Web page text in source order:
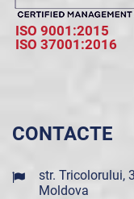
ISO 9001:2015
ISO 37001:2016
CONTACTE
str. Tricolorului,
Moldova